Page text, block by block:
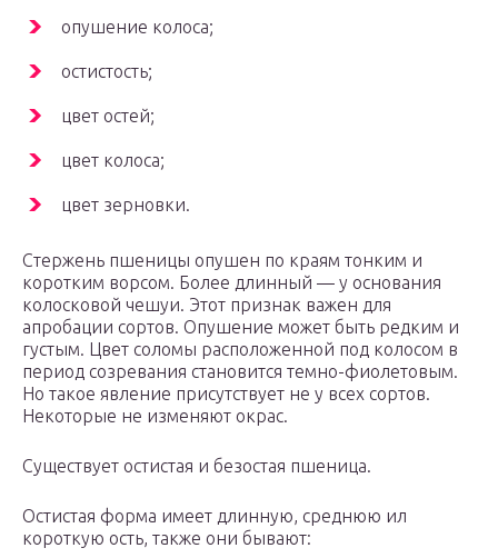
опушение колоса;
остистость;
цвет остей;
цвет колоса;
цвет зерновки.
Стержень пшеницы опушен по краям тонким и
коротким ворсом. Более длинный — у основания
колосковой чешуи. Этот признак важен для
апробации сортов. Опушение может быть редким и
густым. Цвет соломы расположенной под колосом в
период созревания становится темно-фиолетовым.
Но такое явление присутствует не у всех сортов.
Некоторые не изменяют окрас.
Существует остистая и безостая пшеница.
Остистая форма имеет длинную, среднюю ил
короткую ость, также они бывают: